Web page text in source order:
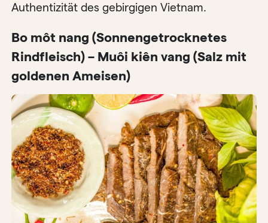
Authentizität des gebirgigen Vietnam.
Bo môt nang (Sonnengetrocknetes
Rindfleisch) – Muôi kiên vang (Salz mit
goldenen Ameisen)